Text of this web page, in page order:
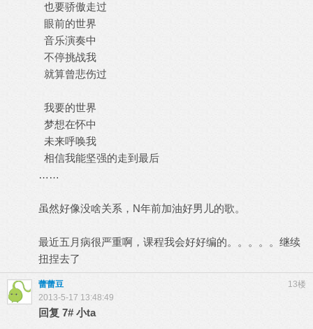
也要骄傲走过
眼前的世界
音乐演奏中
不停挑战我
就算曾悲伤过
我要的世界
梦想在怀中
未来呼唤我
相信我能坚强的走到最后
……
虽然好像没啥关系，N年前加油好男儿的歌。
最近五月病很严重啊，课程我会好好编的。。。。。继续
扭捏去了
13楼
蕾蕾豆
2013-5-17 13:48:49
回复 7# 小ta